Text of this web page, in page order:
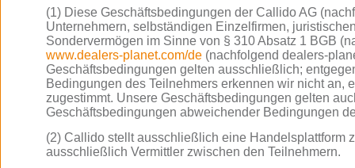
(1) Diese Geschäftsbedingungen der Callido AG
Unternehmern, selbständigen Einzelfirmen,
Sondervermögen im Sinne von § 310 Absatz 1 BGB
www.dealers-planet.com/de (nachfolgend dealers-
Geschäftsbedingungen gelten ausschließlich;
Bedingungen des Teilnehmers erkennen wir nicht an,
zugestimmt. Unsere Geschäftsbedingungen gelten
Geschäftsbedingungen abweichender Bedingungen
(2) Callido stellt ausschließlich eine Handelsplattform
ausschließlich Vermittler zwischen den Teilnehmern.